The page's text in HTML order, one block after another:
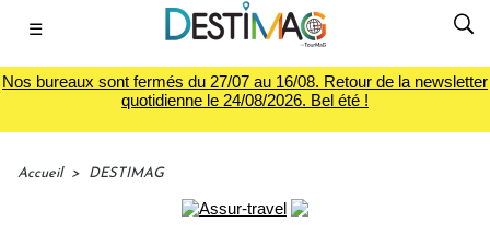
☰
Nos bureaux sont fermés du 27/07 au 16/08. Retour de la newsletter
quotidienne le 24/08/2026. Bel été !
Accueil > DESTIMAG